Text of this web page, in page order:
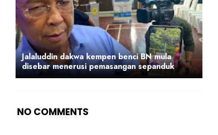
Jalaluddin dakwa kempen benci BN mula
disebar menerusi pemasangan sepanduk
NO COMMENTS